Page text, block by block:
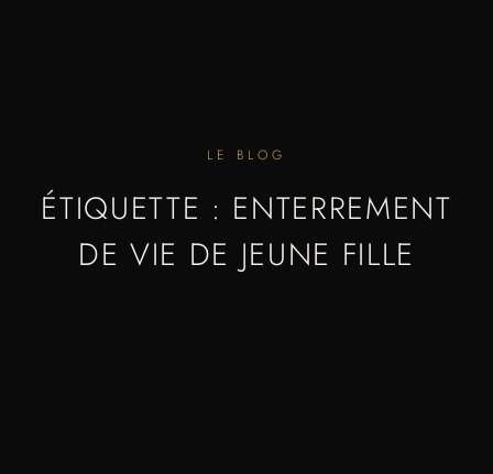
LE BLOG
ÉTIQUETTE : ENTERREMENT
DE VIE DE JEUNE FILLE